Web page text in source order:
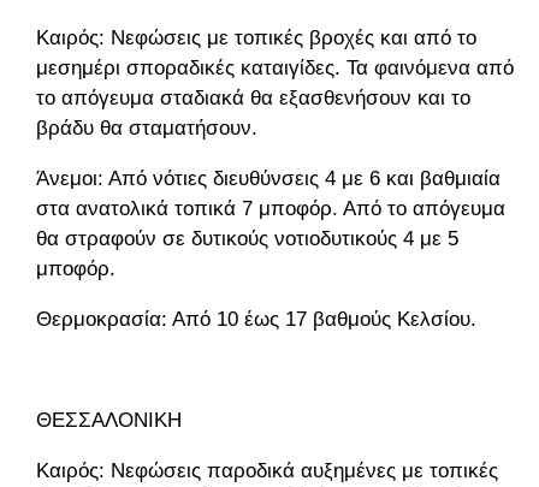
Καιρός: Νεφώσεις με τοπικές βροχές και από το
μεσημέρι σποραδικές καταιγίδες. Τα φαινόμενα από
το απόγευμα σταδιακά θα εξασθενήσουν και το
βράδυ θα σταματήσουν.
Άνεμοι: Από νότιες διευθύνσεις 4 με 6 και βαθμιαία
στα ανατολικά τοπικά 7 μποφόρ. Από το απόγευμα
θα στραφούν σε δυτικούς νοτιοδυτικούς 4 με 5
μποφόρ.
Θερμοκρασία: Από 10 έως 17 βαθμούς Κελσίου.
ΘΕΣΣΑΛΟΝΙΚΗ
Καιρός: Νεφώσεις παροδικά αυξημένες με τοπικές